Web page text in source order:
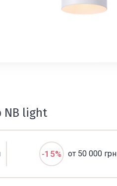
NB light
-15% от 50 000 грн